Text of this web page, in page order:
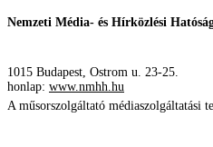
Nemzeti Média- és Hírközlési
1015 Budapest, Ostrom u. 23-25.
honlap: www.nmhh.hu
A műsorszolgáltató médiaszolgáltatási